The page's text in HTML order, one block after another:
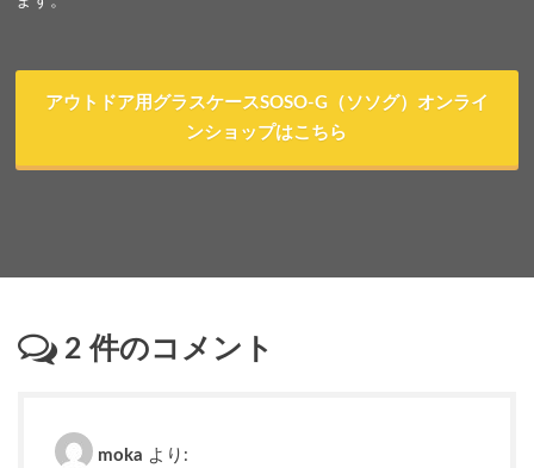
アウトドア用グラスケースSOSO-G（ソソグ）オンライ
ンショップはこちら
2 件のコメント
moka より: